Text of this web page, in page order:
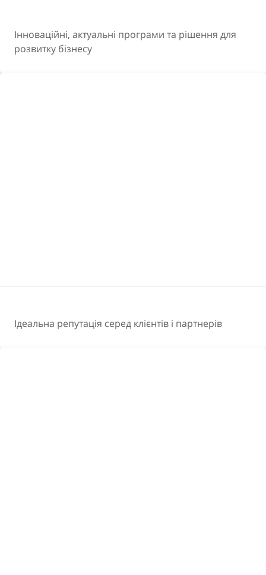
Інноваційні, актуальні програми та рішення для
розвитку бізнесу
Ідеальна репутація серед клієнтів і партнерів